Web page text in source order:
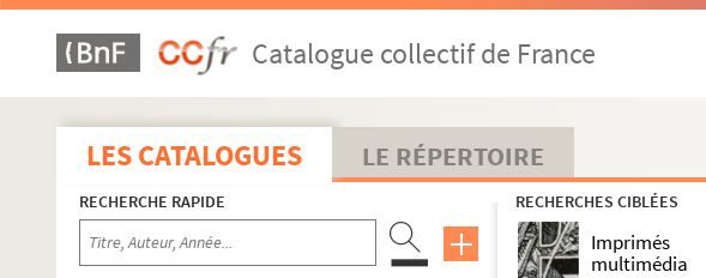
Catalogue collectif de France
LES CATALOGUES LE RÉPERTOIRE
RECHERCHE RAPIDE RECHERCHES CIBLÉES
Imprimés
multimédia
H-IMAR-16-23-43. Sainte Sabine
H-IMAR-16-23-44. Sainte Sabine
H-IMAR-16-23-45. Sainte Sabine
Saint Sabbas et Sabas
H-IMAR-16-28-54. Savonarola
H-IMAR-16-29-55. Le bienheureux Sadoc et ses compagnons